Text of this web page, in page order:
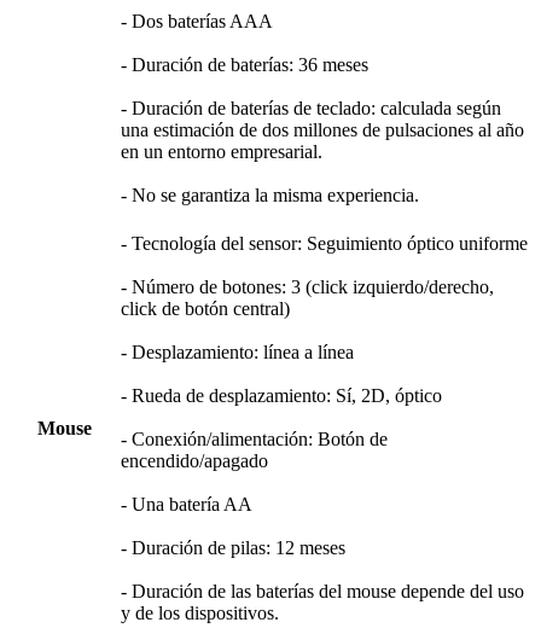
- Dos baterías AAA
- Duración de baterías: 36 meses
- Duración de baterías de teclado: calculada según
una estimación de dos millones de pulsaciones al año
en un entorno empresarial.
- No se garantiza la misma experiencia.
Mouse
- Tecnología del sensor: Seguimiento óptico uniforme
- Número de botones: 3 (click izquierdo/derecho,
click de botón central)
- Desplazamiento: línea a línea
- Rueda de desplazamiento: Sí, 2D, óptico
- Conexión/alimentación: Botón de
encendido/apagado
- Una batería AA
- Duración de pilas: 12 meses
- Duración de las baterías del mouse depende del uso
y de los dispositivos.